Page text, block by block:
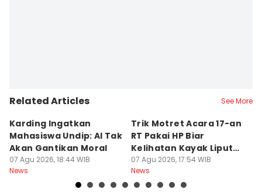
Related Articles See More
Karding Ingatkan
Mahasiswa Undip: AI Tak
Akan Gantikan Moral
07 Agu 2026, 18:44 WIB
News
Trik Motret Acara 17-an
RT Pakai HP Biar
Kelihatan Kayak Liputan
Festival Nasional
07 Agu 2026, 17:54 WIB
News